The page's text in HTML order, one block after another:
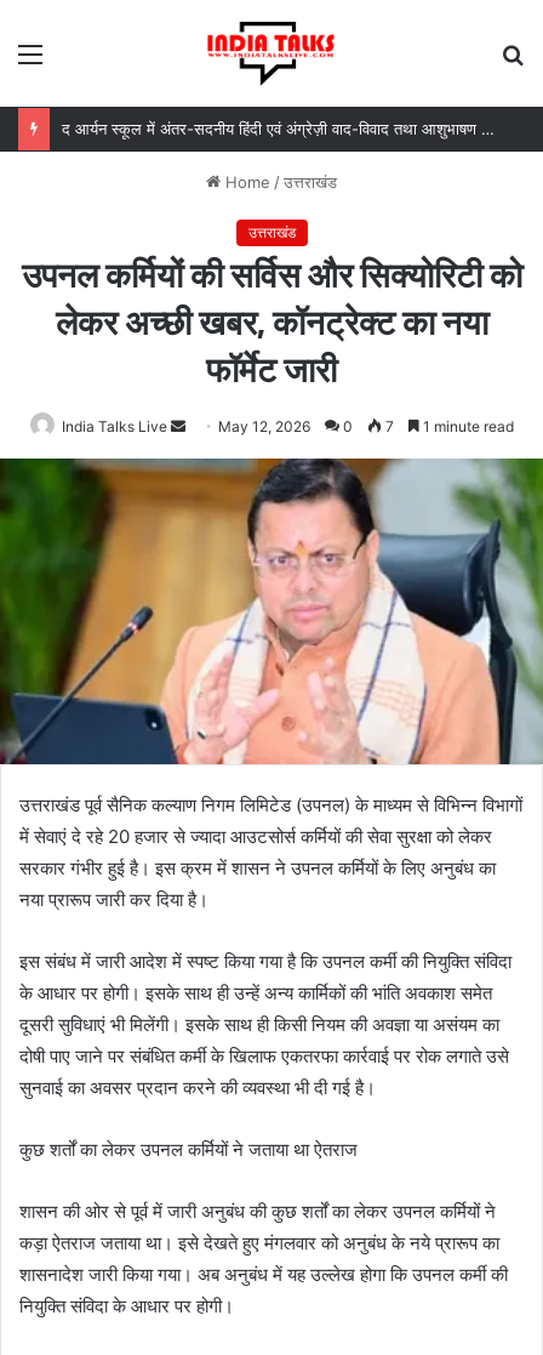
द आर्यन स्कूल में अंतर-सदनीय हिंदी एवं अंग्रेज़ी वाद-विवाद तथा आशुभाषण प्रतियोगिताओं का आयोजन
Home /उत्तराखंड
उत्तराखंड
उपनल कर्मियों की सर्विस और सिक्योरिटी को
लेकर अच्छी खबर, कॉनट्रेक्ट का नया
फॉर्मेट जारी
India Talks Live
Send
an
May 12, 2026 0 7 1 minute read
उत्तराखंड पूर्व सैनिक कल्याण निगम लिमिटेड (उपनल) के माध्यम से विभिन्न विभागों
में सेवाएं दे रहे 20 हजार से ज्यादा आउटसोर्स कर्मियों की सेवा सुरक्षा को लेकर
सरकार गंभीर हुई है। इस क्रम में शासन ने उपनल कर्मियों के लिए अनुबंध का
नया प्रारूप जारी कर दिया है।
इस संबंध में जारी आदेश में स्पष्ट किया गया है कि उपनल कर्मी की नियुक्ति संविदा
के आधार पर होगी। इसके साथ ही उन्हें अन्य कार्मिकों की भांति अवकाश समेत
दूसरी सुविधाएं भी मिलेंगी। इसके साथ ही किसी नियम की अवज्ञा या असंयम का
दोषी पाए जाने पर संबंधित कर्मी के खिलाफ एकतरफा कार्रवाई पर रोक लगाते उसे
सुनवाई का अवसर प्रदान करने की व्यवस्था भी दी गई है।
कुछ शर्तों का लेकर उपनल कर्मियों ने जताया था ऐतराज
शासन की ओर से पूर्व में जारी अनुबंध की कुछ शर्तों का लेकर उपनल कर्मियों ने
कड़ा ऐतराज जताया था। इसे देखते हुए मंगलवार को अनुबंध के नये प्रारूप का
शासनादेश जारी किया गया। अब अनुबंध में यह उल्लेख होगा कि उपनल कर्मी की
नियुक्ति संविदा के आधार पर होगी।